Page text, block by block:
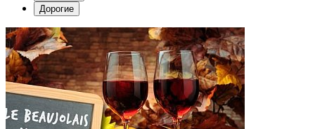
Дорогие